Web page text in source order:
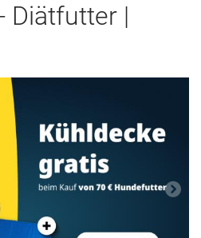
Diätfutter |